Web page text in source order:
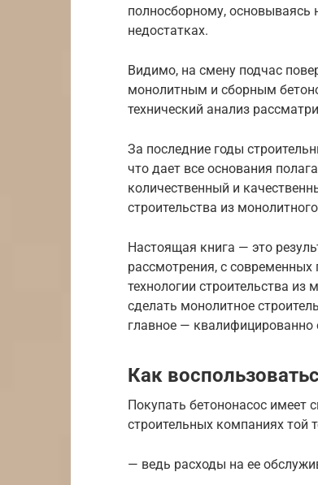
полносборному, основываясь
недостатках.
Видимо, на смену подчас
монолитным и сборным
технический анализ
За последние годы
что дает все основания
количественный и
строительства из
Настоящая книга — это
рассмотрения, с современных
технологии строительства
сделать монолитное
главное — квалифицированно
Как
Покупать бетононасос имеет
строительных компаниях той
— ведь расходы на ее